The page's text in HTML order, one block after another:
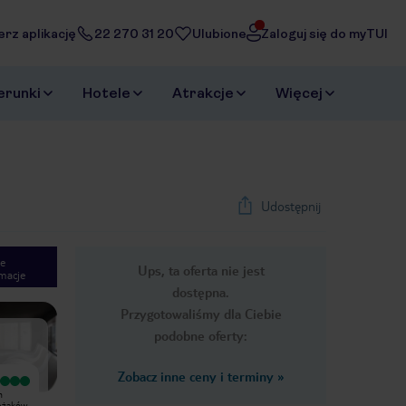
aplikację 22 270 31 20 Ulubione Zaloguj się do myTUI
Hotele Atrakcje Więcej
Udostępnij
Ups, ta oferta nie jest
dostępna.
Przygotowaliśmy dla Ciebie
podobne oferty:
Zobacz inne ceny i terminy »
Next slide
1/40
Wyjątkowy